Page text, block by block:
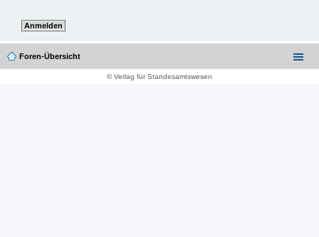
Foren-Übersicht
© Verlag für Standesamtswesen